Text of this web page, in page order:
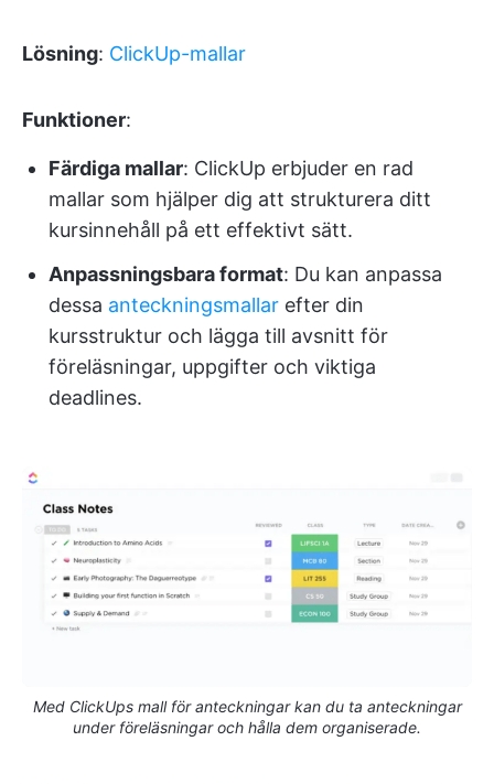
Lösning: ClickUp-mallar
Funktioner:
Färdiga mallar: ClickUp erbjuder en rad
mallar som hjälper dig att strukturera ditt
kursinnehåll på ett effektivt sätt.
Anpassningsbara format: Du kan anpassa
dessa anteckningsmallar efter din
kursstruktur och lägga till avsnitt för
föreläsningar, uppgifter och viktiga
deadlines.
Med ClickUps mall för anteckningar kan du ta anteckningar
under föreläsningar och hålla dem organiserade.